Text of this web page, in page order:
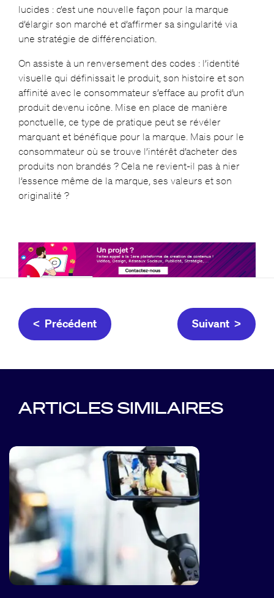
lucides : c’est une nouvelle façon pour la marque
d’élargir son marché et d’affirmer sa singularité via
une stratégie de différenciation.
On assiste à un renversement des codes : l’identité
visuelle qui définissait le produit, son histoire et son
affinité avec le consommateur s’efface au profit d’un
produit devenu icône. Mise en place de manière
ponctuelle, ce type de pratique peut se révéler
marquant et bénéfique pour la marque. Mais pour le
consommateur où se trouve l’intérêt d’acheter des
produits non brandés ? Cela ne revient-il pas à nier
l’essence même de la marque, ses valeurs et son
originalité ?
< Précédent Suivant >
ARTICLES SIMILAIRES